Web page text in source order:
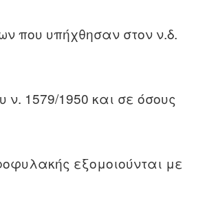
που υπήχθησαν στον ν.δ.
1579/1950 και σε όσους
εξομοιούνται με